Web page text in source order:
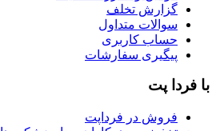
گزارش تخلف
سوالات متداول
حساب کاربری
پیگیری سفارشات
با فردا پت
فروش در فرداپت